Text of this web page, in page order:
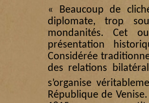
« Beaucoup de
diplomate, trop
mondanités. Cet
présentation
Considérée
des relations
s’organise
République de